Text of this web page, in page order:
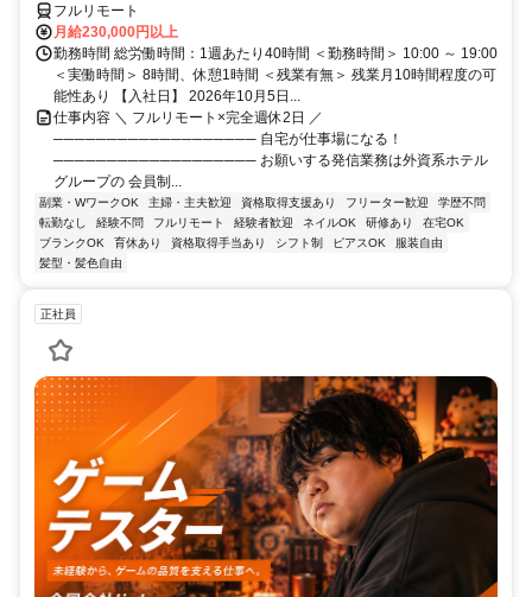
フルリモート
月給230,000円以上
勤務時間 総労働時間：1週あたり40時間 ＜勤務時間＞ 10:00 ～ 19:00
＜実働時間＞ 8時間、休憩1時間 ＜残業有無＞ 残業月10時間程度の可
能性あり 【入社日】 2026年10月5日...
仕事内容 ＼ フルリモート×完全週休2日 ／
─────────────────── 自宅が仕事場になる！
─────────────────── お願いする発信業務は外資系ホテル
グループの 会員制...
副業・WワークOK 主婦・主夫歓迎 資格取得支援あり フリーター歓迎
学歴不問
転勤なし
経験不問 フルリモート 経験者歓迎 ネイルOK 研修あり
在宅OK
ブランクOK
育休あり 資格取得手当あり シフト制 ピアスOK
服装自由
髪型・髪色自由
正社員